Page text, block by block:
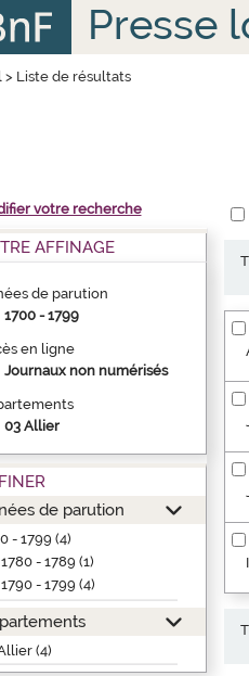
Presse
> Liste de résultats
votre recherche
AFFINAGE
de parution
1700 - 1799
en ligne
Journaux non numérisés
03 Allier
de parution
- 1799 (4)
1780 - 1789 (1)
1790 - 1799 (4)
(4)
cookies